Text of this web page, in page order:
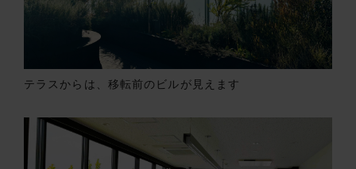
テラスからは、移転前のビルが見えます